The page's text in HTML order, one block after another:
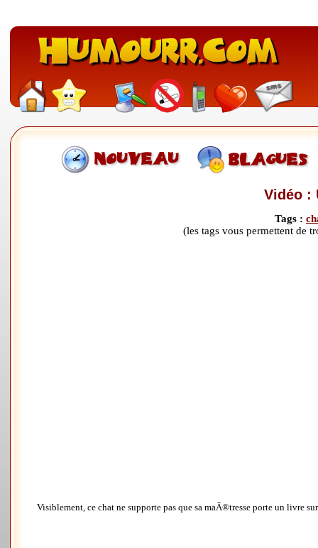
Vidéo :
Tags :
(les tags vous permettent de
Visiblement, ce chat ne supporte pas que sa maÃ®tresse porte un livre